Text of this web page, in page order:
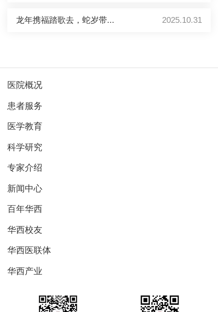
龙年携福踏歌去，蛇岁带... 2025.10.31
医院概况
患者服务
医学教育
科学研究
专家介绍
新闻中心
百年华西
华西校友
华西医联体
华西产业